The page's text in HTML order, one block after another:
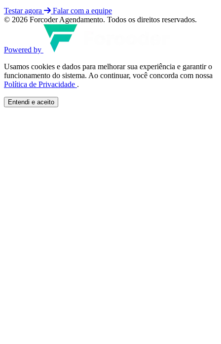
Testar agora
Falar com a equipe
© 2026 Forcoder Agendamento. Todos os direitos reservados.
Powered by
Usamos cookies e dados para melhorar sua experiência e garantir o
funcionamento do sistema. Ao continuar, você concorda com nossa
Política de Privacidade .
Entendi e aceito